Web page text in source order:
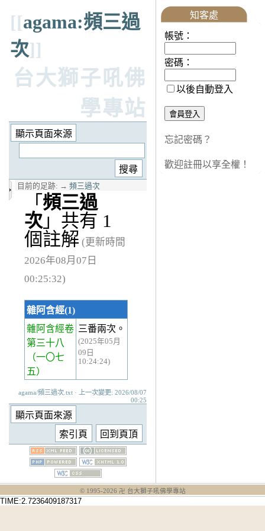
[[agama:頻三過
次]]
台大獅子吼佛
學專站
目前的足跡: → 頻三過次
「 頻三過
次 」共有 1
個註解 (更新時間
2026年08月07日
00:25:32)
雜阿含經(1)
雜阿含經卷
第三十八
（一〇七
五）
三番兩次。
(2025年05月
09日
10:24:24)
agama/頻三過次.txt · 上一次變更: 2026/08/07
00:25
知客處
帳號：
密碼：
以後自動登入
忘記密碼？
歡迎註冊以享全權！
© 1995-2026 卍 台大獅子吼佛學專站
TIME:2.7236409187317